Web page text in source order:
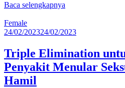
Baca selengkapnya
Female
24/02/202324/02/2023
Triple Elimination
Penyakit Menular
Hamil